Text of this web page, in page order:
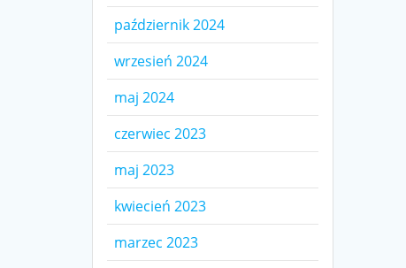
październik 2024
wrzesień 2024
maj 2024
czerwiec 2023
maj 2023
kwiecień 2023
marzec 2023